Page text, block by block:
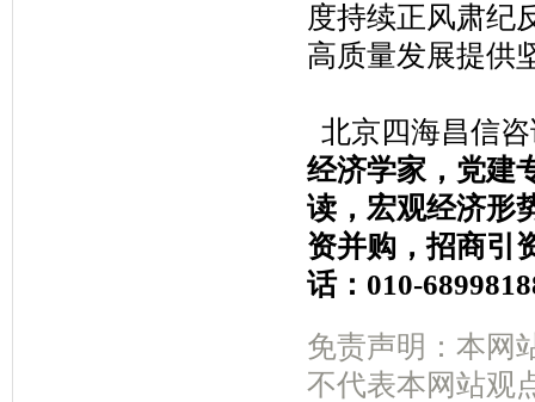
度持续正风肃纪
高质量发展提供
北京四海昌信
经济学家，党建
读，宏观经济形
资并购，招商引
话：010-
免责声明：本网
不代表本网站观